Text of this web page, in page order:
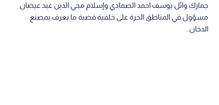
جمارك وائل يوسف احمد الصمادي وإسلام محي الدين عبد غيضان
مسؤول في المناطق الحرة على خلفية قضية ما يعرف بمصنع
الدخان .